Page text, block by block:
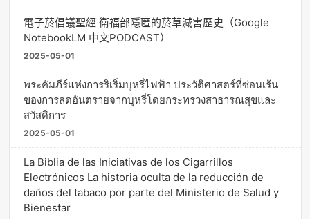
電子菸倡議聖經 衛福部隱匿的菸草減害歷史（Google
NotebookLM 中文PODCAST）
2025-05-01
พระคัมภีร์แห่งการริเริ่มบุหรี่ไฟฟ้า ประวัติศาสตร์ที่ซ่อนเร้น
ของการลดอันตรายจากบุหรี่โดยกระทรวงสาธารณสุขและ
สวัสดิการ
2025-05-01
La Biblia de las Iniciativas de los Cigarrillos
Electrónicos La historia oculta de la reducción de
daños del tabaco por parte del Ministerio de Salud y
Bienestar